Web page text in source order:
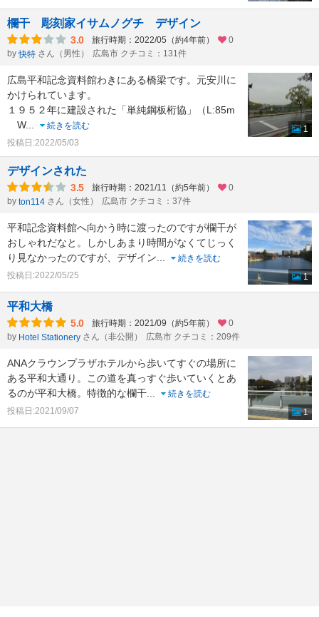
欄干 彫刻家イサムノグチ デザイン
3.0 旅行時期：2022/05（約4年前）
0
by 快特 さん（男性） 広島市 クチコミ：131件
広島平和記念資料館わきにある橋梁です。元安川に
かけられています。
１９５２年に建設された「単純鋼板桁協」（L:85m
W...
続きを読む
投稿日:2022/05/03
1
デザインされた
3.5 旅行時期：2021/11（約5年前）
0
by ton114 さん（女性） 広島市 クチコミ：37件
平和記念資料館へ向かう時に渡ったのですが欄干が
おしゃれだなと。しかしあまり時間がなくてじっく
り見なかったのですが、デザイン...
続きを読む
投稿日:2022/05/25
1
平和大橋
5.0 旅行時期：2021/09（約5年前）
0
by Hotel Stationery さん（非公開） 広島市 クチコミ：209件
ANAクラウンプラザホテルから歩いてすぐの場所に
ある平和大通り。この道を真っすぐ歩いていくとあ
るのが平和大橋。特徴的な欄干...
続きを読む
投稿日:2021/09/07
1